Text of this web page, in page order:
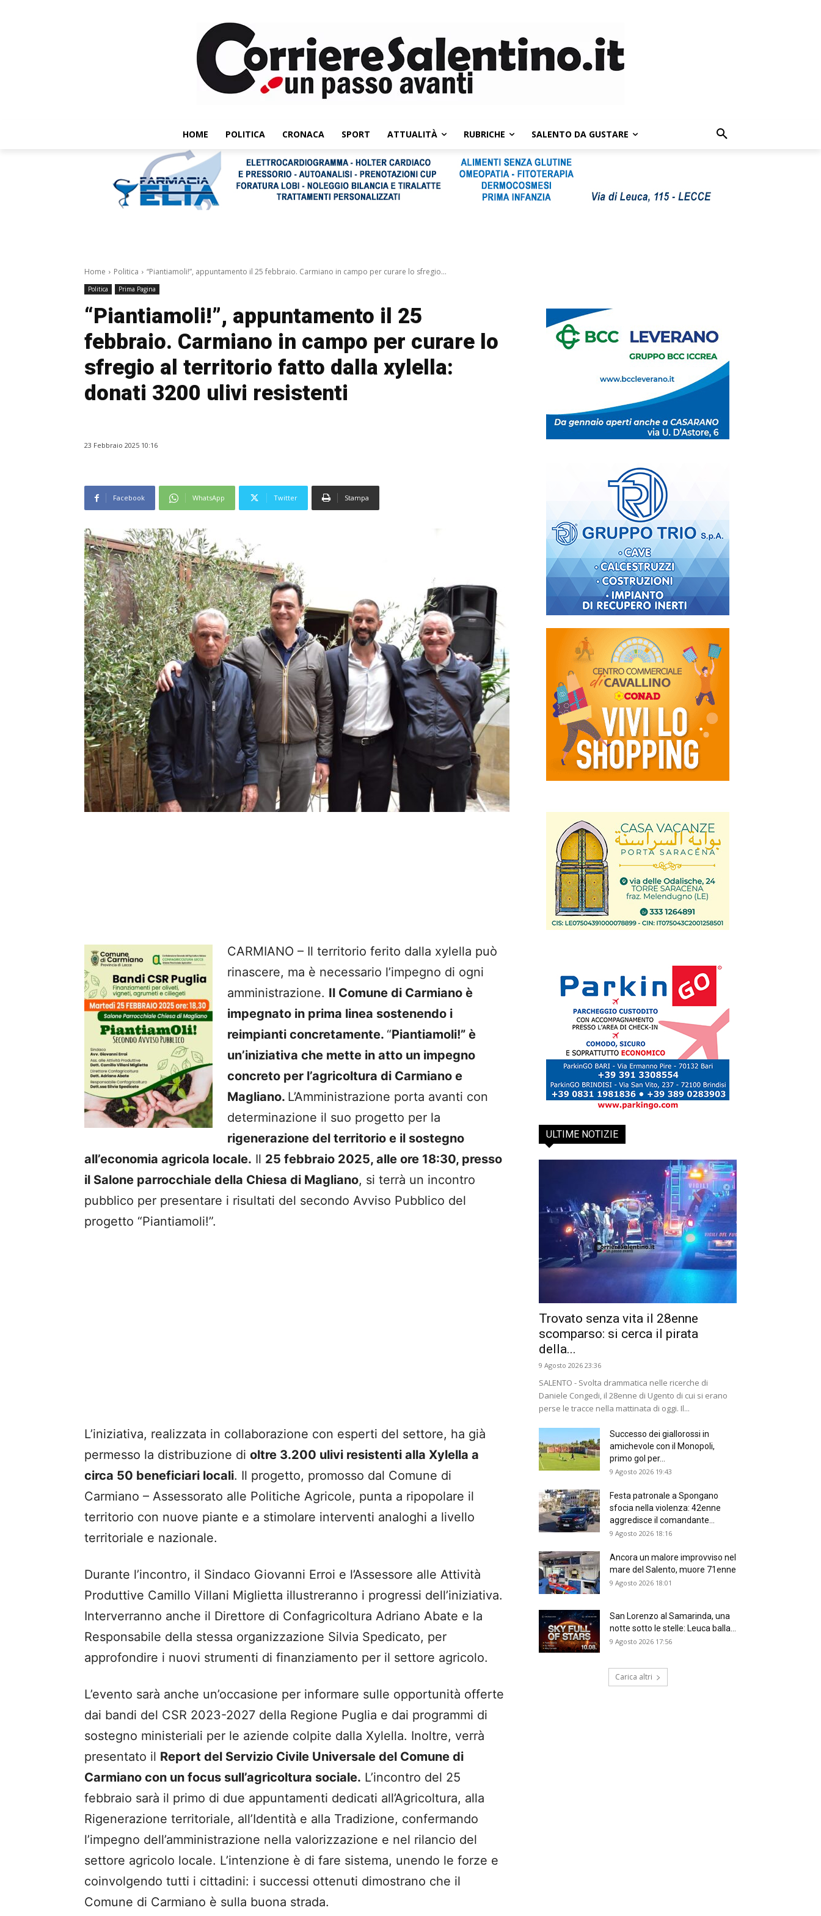
HOME POLITICA CRONACA SPORT ATTUALITÀ RUBRICHE SALENTO DA GUSTARE
Home Politica “Piantiamoli!”, appuntamento il 25 febbraio. Carmiano in campo per curare lo sfregio...
Politica Prima Pagina
“Piantiamoli!”, appuntamento il 25
febbraio. Carmiano in campo per curare lo
sfregio al territorio fatto dalla xylella:
donati 3200 ulivi resistenti
23 Febbraio 2025 10:16
Facebook WhatsApp Twitter Stampa
CARMIANO – Il territorio ferito dalla xylella può
rinascere, ma è necessario l’impegno di ogni
amministrazione. Il Comune di Carmiano è
impegnato in prima linea sostenendo i
reimpianti concretamente. “Piantiamoli!” è
un’iniziativa che mette in atto un impegno
concreto per l’agricoltura di Carmiano e
Magliano. L’Amministrazione porta avanti con
determinazione il suo progetto per la
rigenerazione del territorio e il sostegno
all’economia agricola locale. Il 25 febbraio 2025, alle ore 18:30, presso
il Salone parrocchiale della Chiesa di Magliano, si terrà un incontro
pubblico per presentare i risultati del secondo Avviso Pubblico del
progetto “Piantiamoli!”.
L’iniziativa, realizzata in collaborazione con esperti del settore, ha già
permesso la distribuzione di oltre 3.200 ulivi resistenti alla Xylella a
circa 50 beneficiari locali. Il progetto, promosso dal Comune di
Carmiano – Assessorato alle Politiche Agricole, punta a ripopolare il
territorio con nuove piante e a stimolare interventi analoghi a livello
territoriale e nazionale.
Durante l’incontro, il Sindaco Giovanni Erroi e l’Assessore alle Attività
Produttive Camillo Villani Miglietta illustreranno i progressi dell’iniziativa.
Interverranno anche il Direttore di Confagricoltura Adriano Abate e la
Responsabile della stessa organizzazione Silvia Spedicato, per
approfondire i nuovi strumenti di finanziamento per il settore agricolo.
L’evento sarà anche un’occasione per informare sulle opportunità offerte
dai bandi del CSR 2023-2027 della Regione Puglia e dai programmi di
sostegno ministeriali per le aziende colpite dalla Xylella. Inoltre, verrà
presentato il Report del Servizio Civile Universale del Comune di
Carmiano con un focus sull’agricoltura sociale. L’incontro del 25
febbraio sarà il primo di due appuntamenti dedicati all’Agricoltura, alla
Rigenerazione territoriale, all’Identità e alla Tradizione, confermando
l’impegno dell’amministrazione nella valorizzazione e nel rilancio del
settore agricolo locale. L’intenzione è di fare sistema, unendo le forze e
coinvolgendo tutti i cittadini: i successi ottenuti dimostrano che il
Comune di Carmiano è sulla buona strada.
ULTIME NOTIZIE
Trovato senza vita il 28enne
scomparso: si cerca il pirata
della...
9 Agosto 2026 23:36
SALENTO - Svolta drammatica nelle ricerche di
Daniele Congedi, il 28enne di Ugento di cui si erano
perse le tracce nella mattinata di oggi. Il...
Successo dei giallorossi in
amichevole con il Monopoli,
primo gol per...
9 Agosto 2026 19:43
Festa patronale a Spongano
sfocia nella violenza: 42enne
aggredisce il comandante...
9 Agosto 2026 18:16
Ancora un malore improvviso nel
mare del Salento, muore 71enne
9 Agosto 2026 18:01
San Lorenzo al Samarinda, una
notte sotto le stelle: Leuca balla...
9 Agosto 2026 17:56
Carica altri